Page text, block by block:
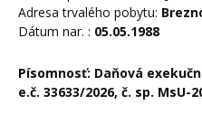
Adresa trvalého pobytu:
Dátum nar. : 05.05.1988
Písomnosť: Daňová
e.č. 33633/2026, č. sp. MsU-